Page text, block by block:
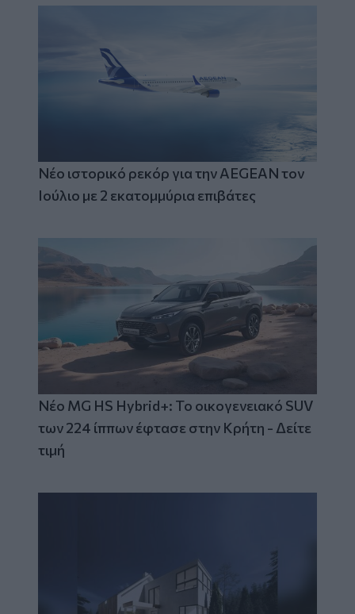
Νέο ιστορικό ρεκόρ για την AEGEAN τον
Ιούλιο με 2 εκατομμύρια επιβάτες
Νέο MG HS Hybrid+: Το οικογενειακό SUV
των 224 ίππων έφτασε στην Κρήτη - Δείτε
τιμή